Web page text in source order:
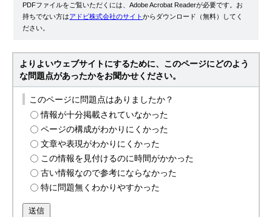
PDFファイルをご覧いただくには、Adobe Acrobat Readerが必要です。お
持ちでない方はアドビ株式会社のサイトからダウンロード（無料）してく
ださい。
よりよいウェブサイトにするために、このページにどのよう
な問題点があったかをお聞かせください。
このページに問題点はありましたか？
情報が十分掲載されていなかった
ページの構成がわかりにくかった
文章や表現がわかりにくかった
この情報を見付けるのに時間がかかった
古い情報なので参考にならなかった
特に問題無くわかりやすかった
送信